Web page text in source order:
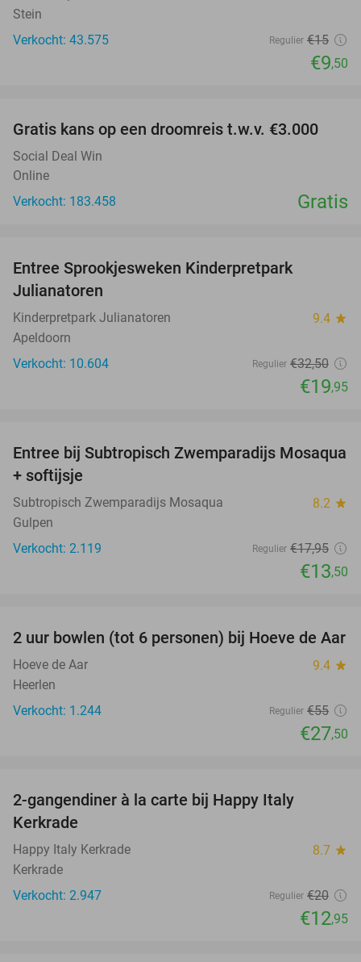
Stein
Verkocht: 43.575
Regulier €15
€9,50
Gratis kans op een droomreis t.w.v. €3.000
Social Deal Win
Online
Verkocht: 183.458
Gratis
Entree Sprookjesweken Kinderpretpark
Julianatoren
Kinderpretpark Julianatoren 9.4 star
Apeldoorn
Verkocht: 10.604
Regulier €32,50
€19,95
25%
Entree bij Subtropisch Zwemparadijs Mosaqua
+ softijsje
Subtropisch Zwemparadijs Mosaqua 8.2 star
Gulpen
Verkocht: 2.119
Regulier €17,95
€13,50
50%
2 uur bowlen (tot 6 personen) bij Hoeve de Aar
Hoeve de Aar 9.4 star
Heerlen
Verkocht: 1.244
Regulier €55
€27,50
2-gangendiner à la carte bij Happy Italy
Kerkrade
Happy Italy Kerkrade 8.7 star
Kerkrade
Verkocht: 2.947
Regulier €20
€12,95